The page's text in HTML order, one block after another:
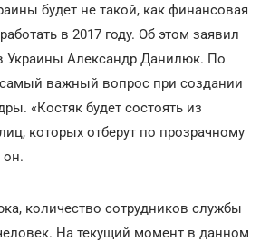
будет не такой, как финансовая
в 2017 году. Об этом заявил
Украины Александр Данилюк. По
важный вопрос при создании
«Костяк будет состоять из
которых отберут по прозрачному
он.
количество сотрудников службы
На текущий момент в данном